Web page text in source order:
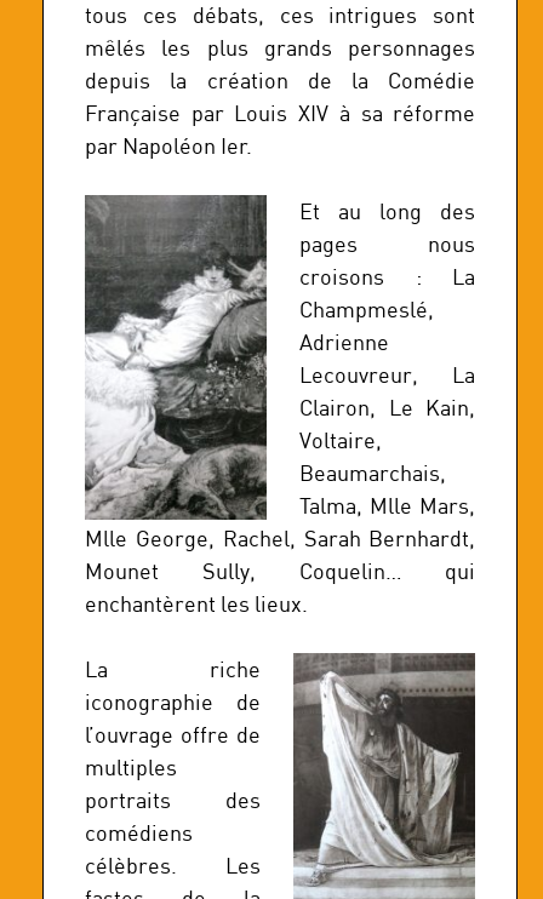
tous ces débats, ces intrigues sont
mêlés les plus grands personnages
depuis la création de la Comédie
Française par Louis XIV à sa réforme
par Napoléon Ier.
Et au long des
pages nous
croisons : La
Champmeslé,
Adrienne
Lecouvreur, La
Clairon, Le Kain,
Voltaire,
Beaumarchais,
Talma, Mlle Mars,
Mlle George, Rachel, Sarah Bernhardt,
Mounet Sully, Coquelin… qui
enchantèrent les lieux.
La riche
iconographie de
l’ouvrage offre de
multiples
portraits des
comédiens
célèbres. Les